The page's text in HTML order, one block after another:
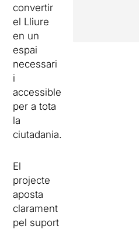
convertir
el Lliure
en un
espai
necessari
i
accessible
per a tota
la
ciutadania.
El
projecte
aposta
clarament
pel suport